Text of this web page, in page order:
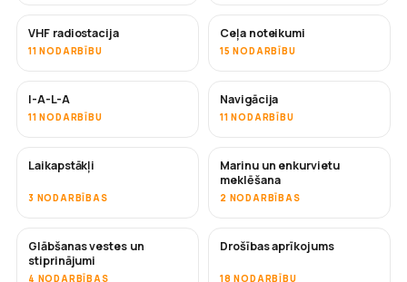
VHF radiostacija
11 NODARBĪBU
Ceļa noteikumi
15 NODARBĪBU
I-A-L-A
11 NODARBĪBU
Navigācija
11 NODARBĪBU
Laikapstākļi
3 NODARBĪBAS
Marinu un enkurvietu
meklēšana
2 NODARBĪBAS
Glābšanas vestes un
stiprinājumi
4 NODARBĪBAS
Drošības aprīkojums
18 NODARBĪBU